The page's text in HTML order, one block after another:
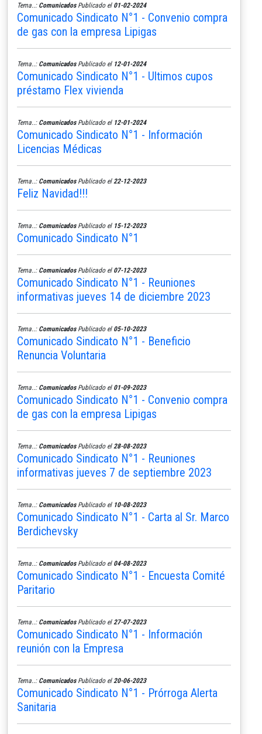
Tema..: ComunicadosPublicado el 01-02-2024
Comunicado Sindicato N°1 - Convenio compra
de gas con la empresa Lipigas
Tema..: ComunicadosPublicado el 12-01-2024
Comunicado Sindicato N°1 - Ultimos cupos
préstamo Flex vivienda
Tema..: ComunicadosPublicado el 12-01-2024
Comunicado Sindicato N°1 - Información
Licencias Médicas
Tema..: ComunicadosPublicado el 22-12-2023
Feliz Navidad!!!
Tema..: ComunicadosPublicado el 15-12-2023
Comunicado Sindicato N°1
Tema..: ComunicadosPublicado el 07-12-2023
Comunicado Sindicato N°1 - Reuniones
informativas jueves 14 de diciembre 2023
Tema..: ComunicadosPublicado el 05-10-2023
Comunicado Sindicato N°1 - Beneficio
Renuncia Voluntaria
Tema..: ComunicadosPublicado el 01-09-2023
Comunicado Sindicato N°1 - Convenio compra
de gas con la empresa Lipigas
Tema..: ComunicadosPublicado el 28-08-2023
Comunicado Sindicato N°1 - Reuniones
informativas jueves 7 de septiembre 2023
Tema..: ComunicadosPublicado el 10-08-2023
Comunicado Sindicato N°1 - Carta al Sr. Marco
Berdichevsky
Tema..: ComunicadosPublicado el 04-08-2023
Comunicado Sindicato N°1 - Encuesta Comité
Paritario
Tema..: ComunicadosPublicado el 27-07-2023
Comunicado Sindicato N°1 - Información
reunión con la Empresa
Tema..: ComunicadosPublicado el 20-06-2023
Comunicado Sindicato N°1 - Prórroga Alerta
Sanitaria